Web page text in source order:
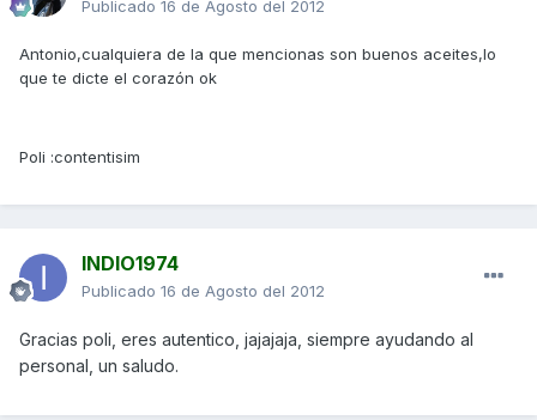
Publicado 16 de Agosto del 2012
Antonio,cualquiera de la que mencionas son buenos aceites,lo
que te dicte el corazón ok
Poli :contentisim
INDIO1974
Publicado 16 de Agosto del 2012
Gracias poli, eres autentico, jajajaja, siempre ayudando al
personal, un saludo.